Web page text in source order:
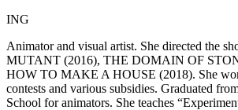
ING
Animator and visual artist. She directed the
MUTANT (2016), THE DOMAIN OF
HOW TO MAKE A HOUSE (2018). She
contests and various subsidies. Graduated
School for animators. She teaches